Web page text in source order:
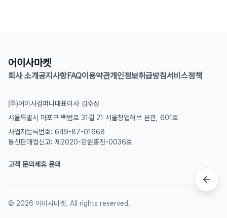
어이사마켓
회사 소개공지사항FAQ이용약관개인정보취급방침서비스정책
(주)어이사컴퍼니 대표이사 김수성
서울특별시 마포구 백범로 31길 21 서울창업허브 본관, 601호
사업자등록번호: 649-87-01668
통신판매업신고: 제2020-강원홍천-0036호
고객 문의제휴 문의
© 2026 어이사마켓. All rights reserved.